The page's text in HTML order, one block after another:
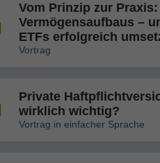
Vom Prinzip zur
Vermögensaufbaus –
ETFs erfolgreich
Vortrag
Private
wirklich wichtig?
Vortrag in einfacher Sprache